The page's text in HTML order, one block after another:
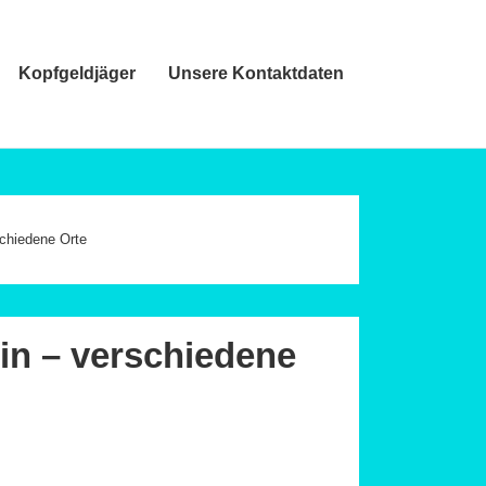
Kopfgeldjäger Unsere Kontaktdaten
Orte
– verschiedene